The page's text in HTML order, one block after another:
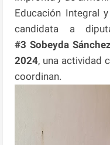
Educación Integral
candidata a
#3 Sobeyda Sánchez
2024, una actividad
coordinan.